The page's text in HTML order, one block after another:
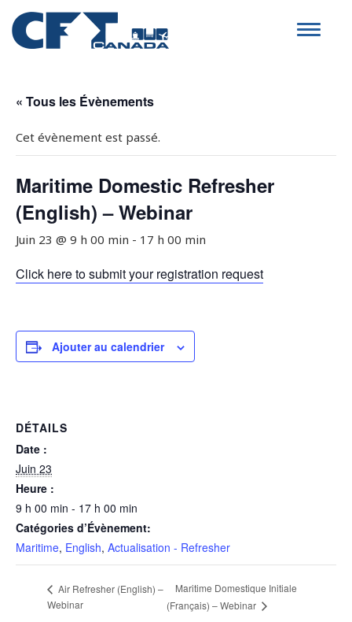
Toggle
« Tous les Évènements
Cet évènement est passé.
Maritime Domestic Refresher
(English) – Webinar
Juin 23 @ 9 h 00 min - 17 h 00 min
Click here to submit your registration request
Ajouter au calendrier
DÉTAILS
Date :
Juin 23
Heure :
9 h 00 min - 17 h 00 min
Catégories d’Évènement:
Maritime, English, Actualisation - Refresher
Air Refresher (English) –
Webinar
Maritime Domestique Initiale
(Français) – Webinar